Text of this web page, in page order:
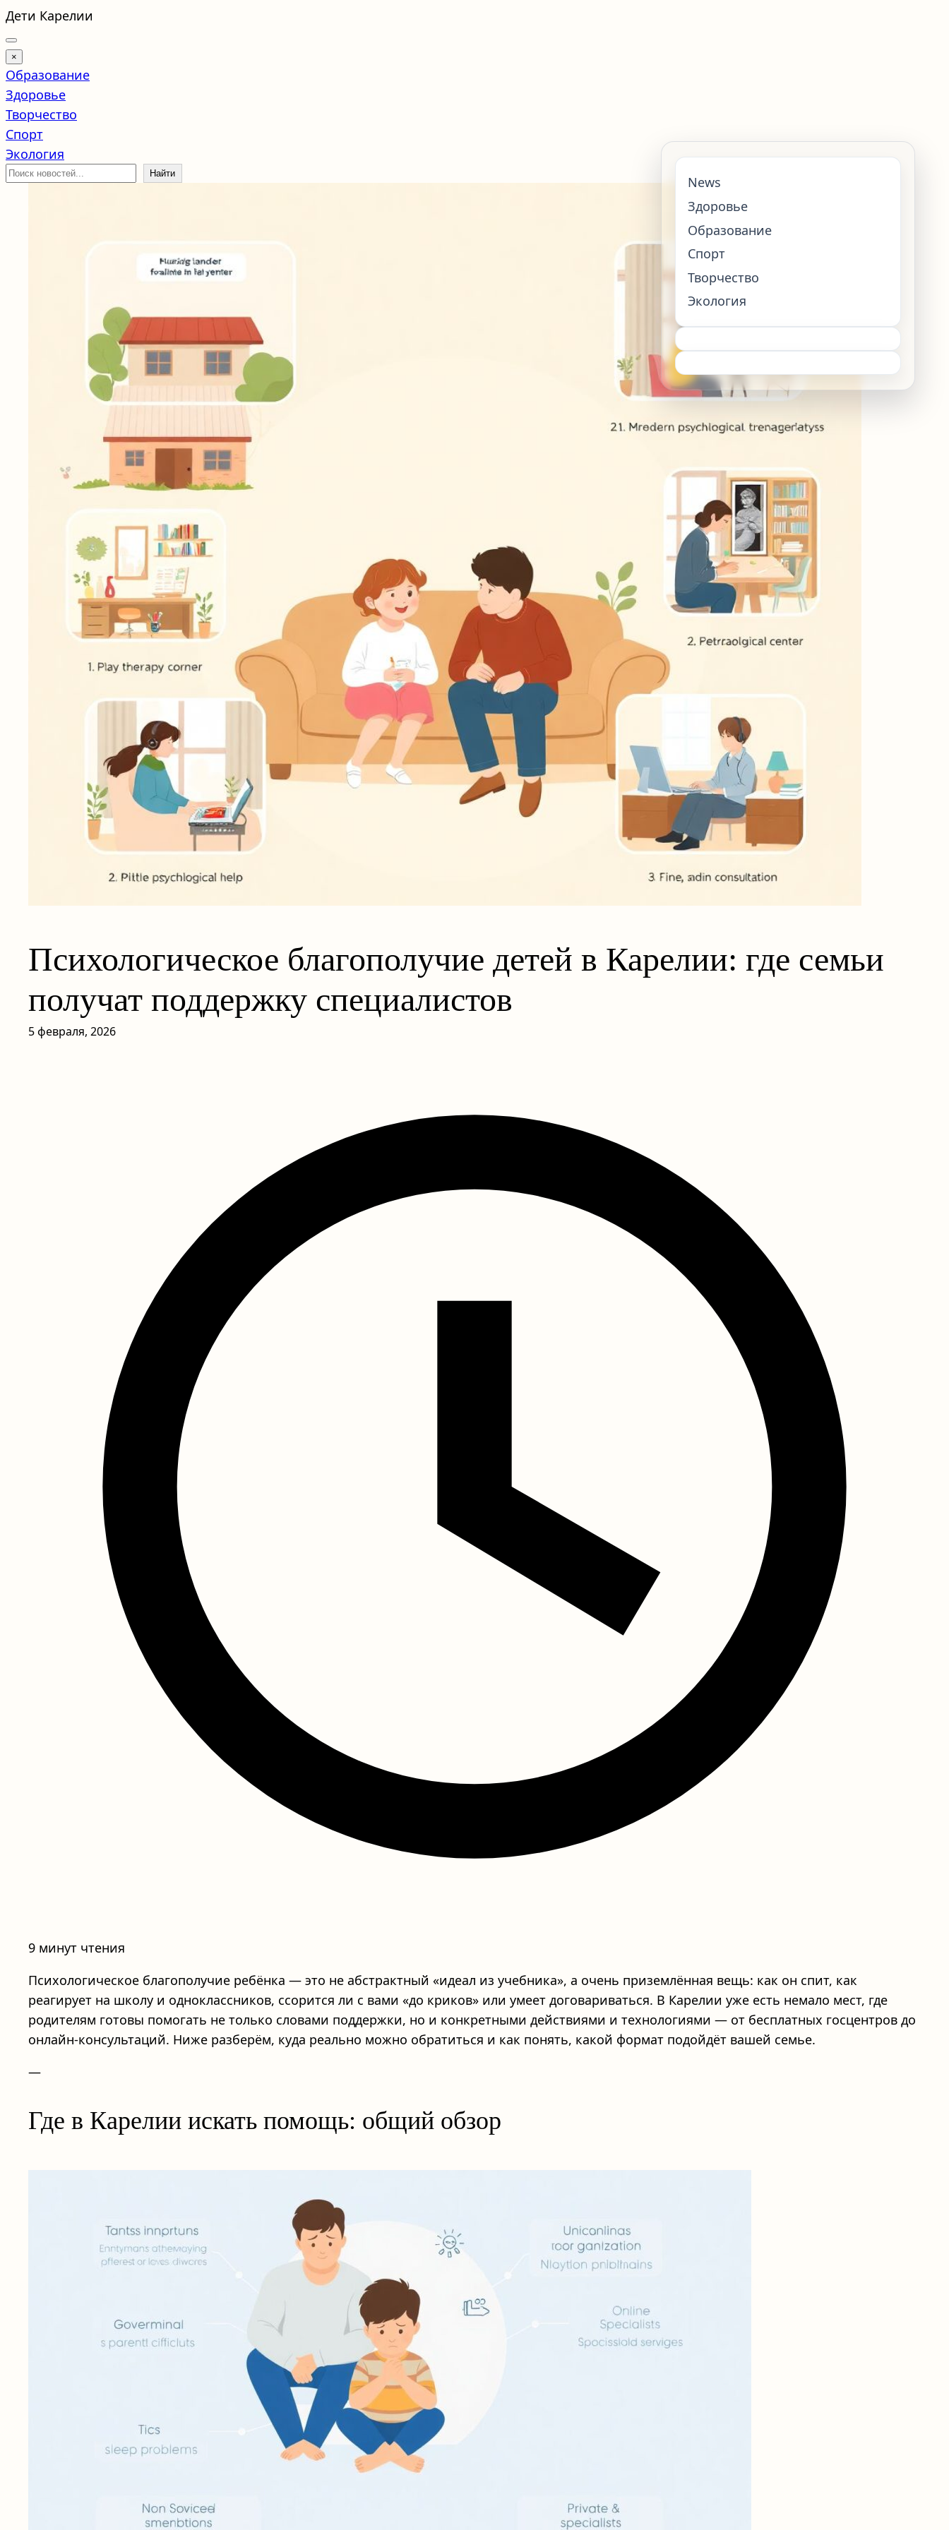
Перейти
к
содержимому
Дети Карелии
×
Образование
Здоровье
Творчество
Спорт
Экология
Поиск
Найти
Психологическое благополучие детей в Карелии: где семьи
получат поддержку специалистов
5 февраля, 2026
9 минут чтения
Психологическое благополучие ребёнка — это не абстрактный «идеал из учебника», а очень приземлённая вещь: как он спит, как
реагирует на школу и одноклассников, ссорится ли с вами «до криков» или умеет договариваться. В Карелии уже есть немало мест, где
родителям готовы помогать не только словами поддержки, но и конкретными действиями и технологиями — от бесплатных госцентров до
онлайн‑консультаций. Ниже разберём, куда реально можно обратиться и как понять, какой формат подойдёт вашей семье.
—
Где в Карелии искать помощь: общий обзор
News
Здоровье
Образование
Спорт
Творчество
Экология